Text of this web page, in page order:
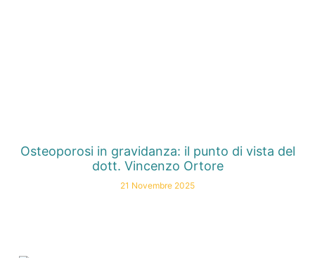
Osteoporosi in gravidanza: il punto di vista del
dott. Vincenzo Ortore
21 Novembre 2025